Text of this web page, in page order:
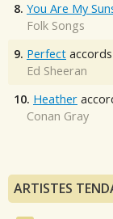
8. You Are My
Folk Songs
9. Perfect accords
Ed Sheeran
10. Heather
Conan Gray
ARTISTES